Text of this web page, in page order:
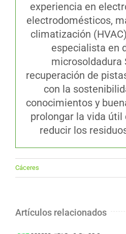
experiencia en
electrodomésticos,
climatización
especialista en
microsoldadura
recuperación de
con la
conocimientos y
prolongar la vida útil
reducir los
Cáceres
Artículos relacionados